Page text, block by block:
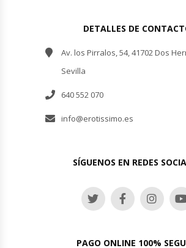
DETALLES DE
Av. los Pirralos, 54, 41702 Dos
Sevilla
640 552 070
info@erotissimo.es
SÍGUENOS EN REDES
PAGO ONLINE 100%